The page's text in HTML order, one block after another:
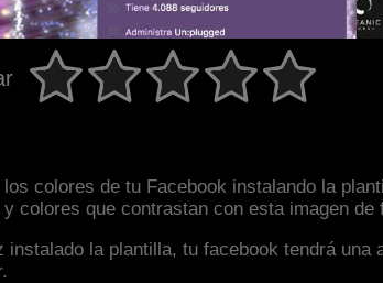
los colores de tu Facebook instalando la
y colores que contrastan con esta imagen de
instalado la plantilla, tu facebook tendrá